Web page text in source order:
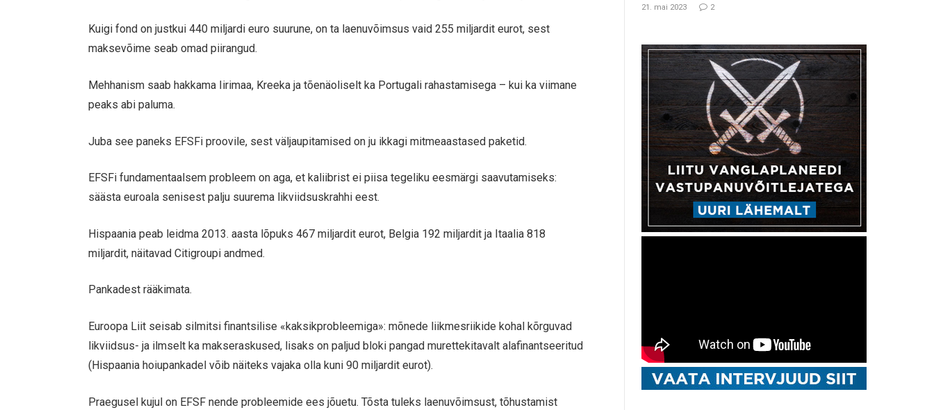
Kuigi fond on justkui 440 miljardi euro suurune, on ta laenuvõimsus vaid 255 miljardit eurot, sest
maksevõime seab omad piirangud.
Mehhanism saab hakkama Iirimaa, Kreeka ja tõenäoliselt ka Portugali rahastamisega – kui ka viimane
peaks abi paluma.
Juba see paneks EFSFi proovile, sest väljaupitamised on ju ikkagi mitmeaastased paketid.
EFSFi fundamentaalsem probleem on aga, et kaliibrist ei piisa tegeliku eesmärgi saavutamiseks:
säästa euroala senisest palju suurema likviidsuskrahhi eest.
Hispaania peab leidma 2013. aasta lõpuks 467 miljardit eurot, Belgia 192 miljardit ja Itaalia 818
miljardit, näitavad Citigroupi andmed.
Pankadest rääkimata.
Euroopa Liit seisab silmitsi finantsilise «kaksikprobleemiga»: mõnede liikmesriikide kohal kõrguvad
likviidsus- ja ilmselt ka makseraskused, lisaks on paljud bloki pangad murettekitavalt alafinantseeritud
(Hispaania hoiupankadel võib näiteks vajaka olla kuni 90 miljardit eurot).
Praegusel kujul on EFSF nende probleemide ees jõuetu. Tõsta tuleks laenuvõimsust, tõhustamist
21. mai 2023 2